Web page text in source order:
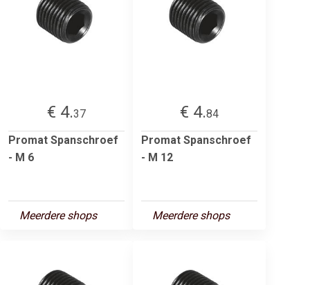
€ 4.37
Promat Spanschroef
- M 6
Meerdere shops
€ 4.84
Promat Spanschroef
- M 12
Meerdere shops